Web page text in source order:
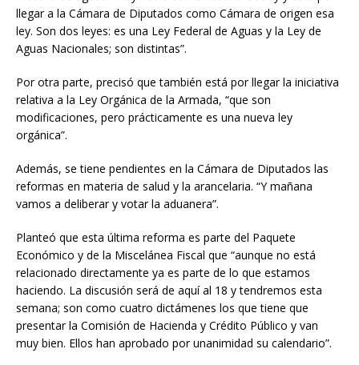
llegar a la Cámara de Diputados como Cámara de origen esa
ley. Son dos leyes: es una Ley Federal de Aguas y la Ley de
Aguas Nacionales; son distintas”.
Por otra parte, precisó que también está por llegar la iniciativa
relativa a la Ley Orgánica de la Armada, “que son
modificaciones, pero prácticamente es una nueva ley
orgánica”.
Además, se tiene pendientes en la Cámara de Diputados las
reformas en materia de salud y la arancelaria. “Y mañana
vamos a deliberar y votar la aduanera”.
Planteó que esta última reforma es parte del Paquete
Económico y de la Miscelánea Fiscal que “aunque no está
relacionado directamente ya es parte de lo que estamos
haciendo. La discusión será de aquí al 18 y tendremos esta
semana; son como cuatro dictámenes los que tiene que
presentar la Comisión de Hacienda y Crédito Público y van
muy bien. Ellos han aprobado por unanimidad su calendario”.